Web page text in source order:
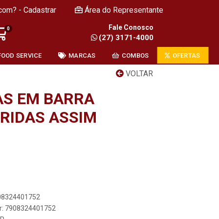
- Cadastrar Área do Representante
0 Fale Conosco
(27) 3171-4000
SERVICE MARCAS COMBOS OFERTAS
VOLTAR
EM BARRA
ASSIM
7908324401752